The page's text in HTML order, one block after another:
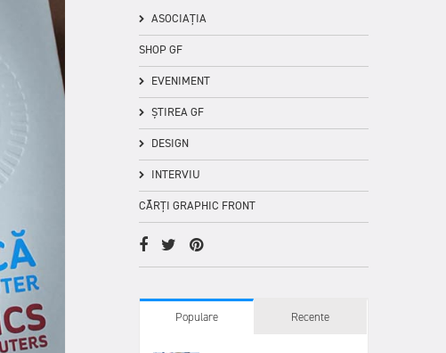
ASOCIAȚIA
SHOP GF
EVENIMENT
ȘTIREA GF
DESIGN
INTERVIU
CĂRȚI GRAPHIC FRONT
Populare Recente